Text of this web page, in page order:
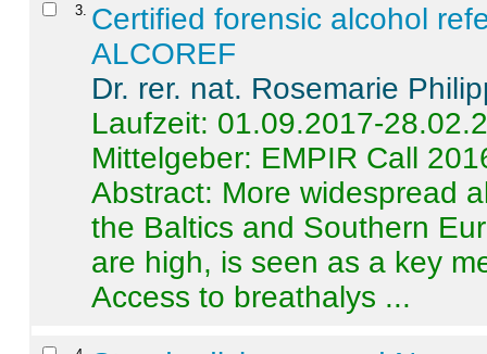
3 Certified forensic alcohol
ALCOREF
Dr. rer. nat. Rosemarie
Laufzeit: 01.09.2017-
Mittelgeber: EMPIR Call
Abstract: More widespread
the Baltics and Southern
are high, is seen as a key
Access to breathalys ...